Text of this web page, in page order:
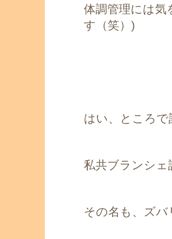
体調管理には気
す（笑）)
はい、ところで
私共ブランシェ
その名も、ズバ